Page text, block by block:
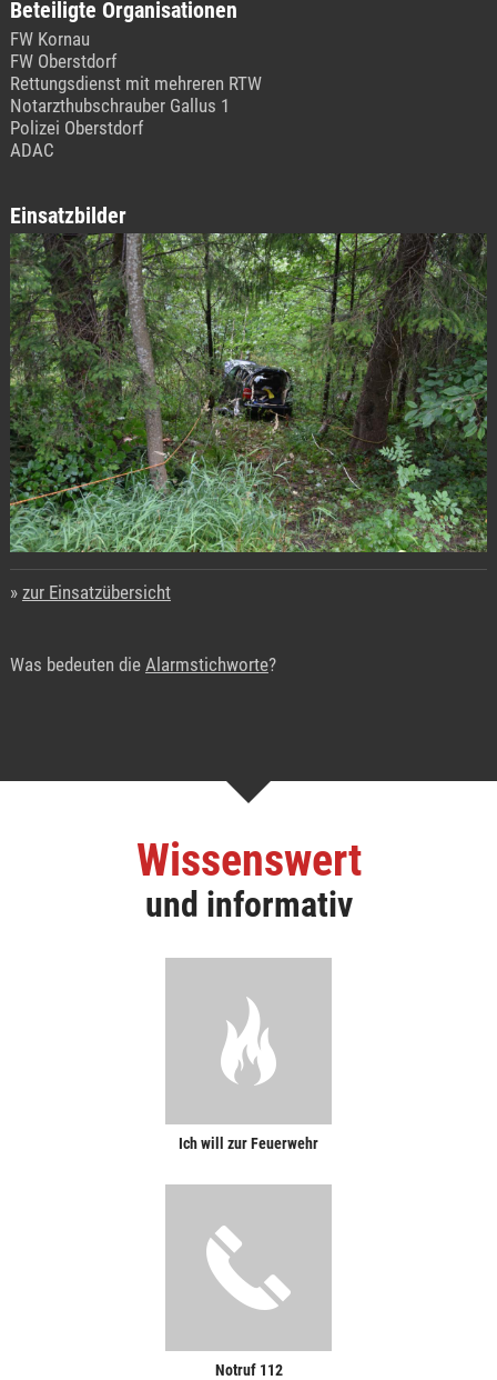
Beteiligte Organisationen
FW Kornau
FW Oberstdorf
Rettungsdienst mit mehreren RTW
Notarzthubschrauber Gallus 1
Polizei Oberstdorf
ADAC
Einsatzbilder
zur Einsatzübersicht
Was bedeuten die Alarmstichworte?
Wissenswert
und informativ
Ich will zur Feuerwehr
Notruf 112